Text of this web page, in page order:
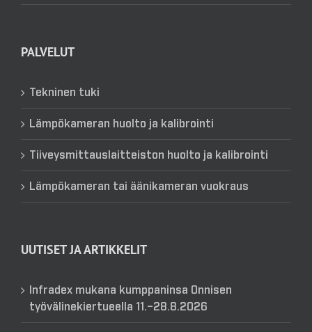
PALVELUT
Tekninen tuki
Lämpökameran huolto ja kalibrointi
Tiiveysmittauslaitteiston huolto ja kalibrointi
Lämpökameran tai äänikameran vuokraus
UUTISET JA ARTIKKELIT
Infradex mukana kumppaninsa Onnisen
työvälinekiertueella 11.–28.8.2026